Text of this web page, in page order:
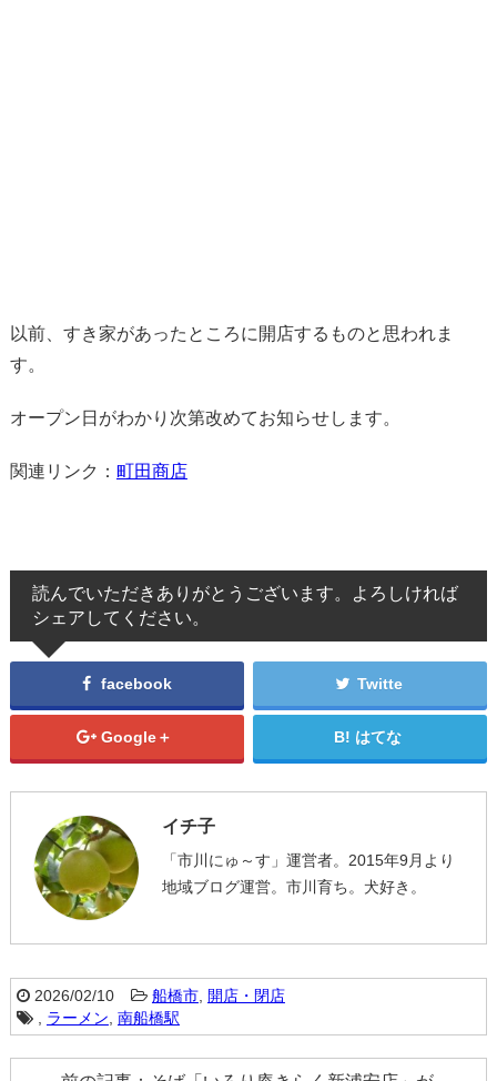
以前、すき家があったところに開店するものと思われま
す。
オープン日がわかり次第改めてお知らせします。
関連リンク： 町田商店
読んでいただきありがとうございます。よろしければ
シェアしてください。
facebook Twitte
Google＋ はてな
イチ子
「市川にゅ～す」運営者。2015年9月より
地域ブログ運営。市川育ち。犬好き。
2026/02/10 船橋市, 開店・閉店
, ラーメン 南船橋駅